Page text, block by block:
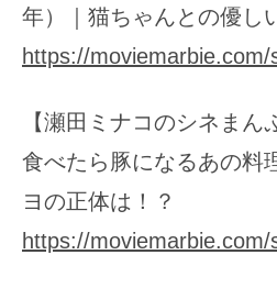
年）｜猫ちゃんとの優し
https://
【瀬田ミナコのシネま
食べたら豚になるあの料
ヨの正体は！？
https://